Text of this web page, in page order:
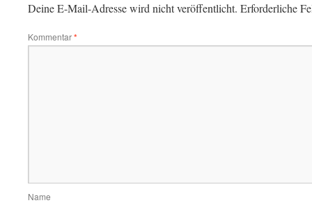
Deine E-Mail-Adresse wird nicht veröffentlicht. Erforderliche
Kommentar*
Name